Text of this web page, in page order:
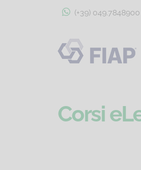
(+39) 049.7848900
Corsi